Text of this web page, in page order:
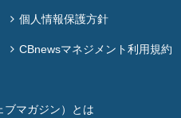
個人情報保護方針
CBnewsマネジメント利用規約
ブマガジン）とは